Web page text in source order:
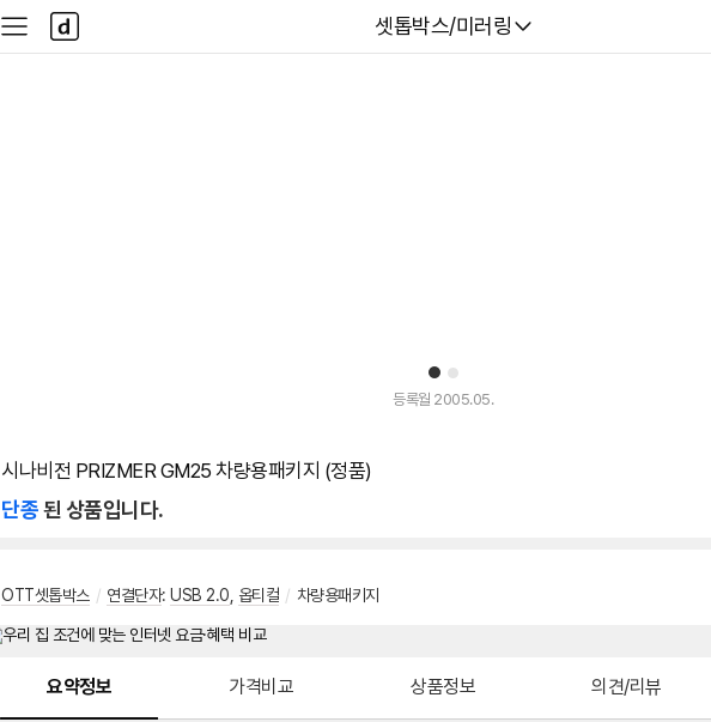
다나와
셋톱박스/미러링
사
이
다
나
와
1 2
등록월 2005.05.
시나비전 PRIZMER GM25 차량용패키지 (정품)
단종된 상품입니다.
OTT셋톱박스 / 연결단자: USB 2.0 옵티컬 / 차량용패키지
요약정보 가격비교 상품정보 의견/리뷰